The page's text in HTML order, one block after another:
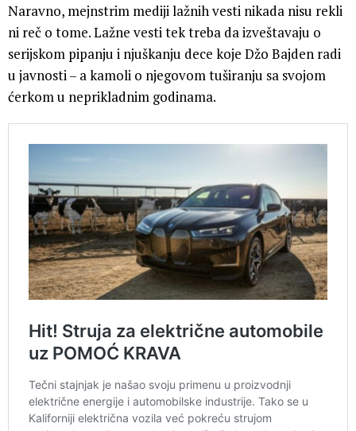
Naravno, mejnstrim mediji lažnih vesti nikada nisu rekli
ni reč o tome. Lažne vesti tek treba da izveštavaju o
serijskom pipanju i njuškanju dece koje Džo Bajden radi
u javnosti – a kamoli o njegovom tuširanju sa svojom
ćerkom u neprikladnim godinama.